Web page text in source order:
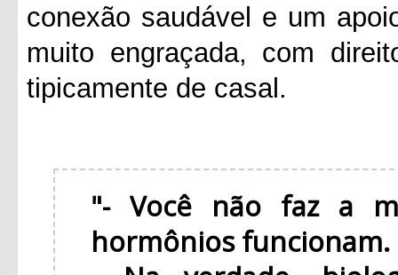
conexão saudável e um
muito engraçada, com
tipicamente de casal.
"- Você não faz a
hormônios funcionam.